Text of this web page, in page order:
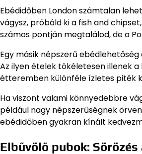
Ebédidőben London számtalan
vágysz, próbáld ki a fish and
számos pontján megtalálod, de a
Egy másik népszerű
Az ilyen ételek tökéletesen illenek
étteremben különféle ízletes piték
Ha viszont valami könnyedebbre
például nagy népszerűségnek
ebédidőben gyakran kínált
Elbűvölő pubok: